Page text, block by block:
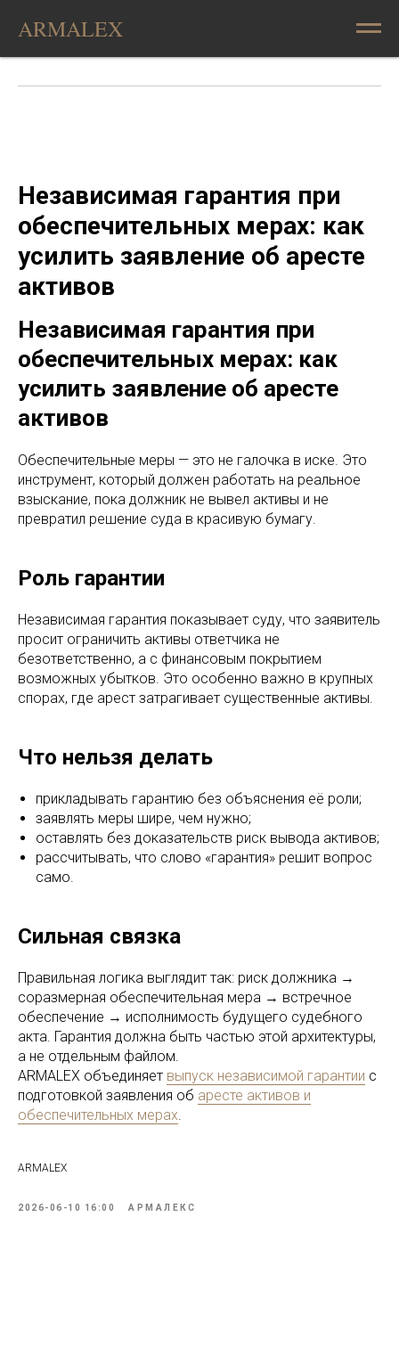
ARMALEX
Независимая гарантия при
обеспечительных мерах: как
усилить заявление об аресте
активов
Независимая гарантия при
обеспечительных мерах: как
усилить заявление об аресте
активов
Обеспечительные меры — это не галочка в иске. Это
инструмент, который должен работать на реальное
взыскание, пока должник не вывел активы и не
превратил решение суда в красивую бумагу.
Роль гарантии
Независимая гарантия показывает суду, что заявитель
просит ограничить активы ответчика не
безответственно, а с финансовым покрытием
возможных убытков. Это особенно важно в крупных
спорах, где арест затрагивает существенные активы.
Что нельзя делать
прикладывать гарантию без объяснения её роли;
заявлять меры шире, чем нужно;
оставлять без доказательств риск вывода активов;
рассчитывать, что слово «гарантия» решит вопрос
само.
Сильная связка
Правильная логика выглядит так: риск должника →
соразмерная обеспечительная мера → встречное
обеспечение → исполнимость будущего судебного
акта. Гарантия должна быть частью этой архитектуры,
а не отдельным файлом.
ARMALEX объединяет выпуск независимой гарантии с
подготовкой заявления об аресте активов и
обеспечительных мерах.
ARMALEX
2026-06-10 16:00 АРМАЛЕКС